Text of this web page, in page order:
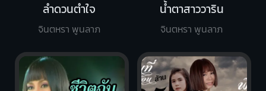
ลำดวนตำใจ
จินตหรา พูนลาภ
น้ำตาสาววาริน
จินตหรา พูนลาภ